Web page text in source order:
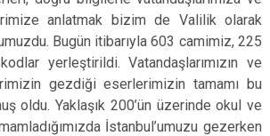
anlatmak bizim de Valilik olarak
Bugün itibarıyla 603 camimiz, 225
yerleştirildi. Vatandaşlarımızın ve
gezdiği eserlerimizin tamamı bu
oldu. Yaklaşık 200’ün üzerinde okul ve
İstanbul’umuzu gezerken